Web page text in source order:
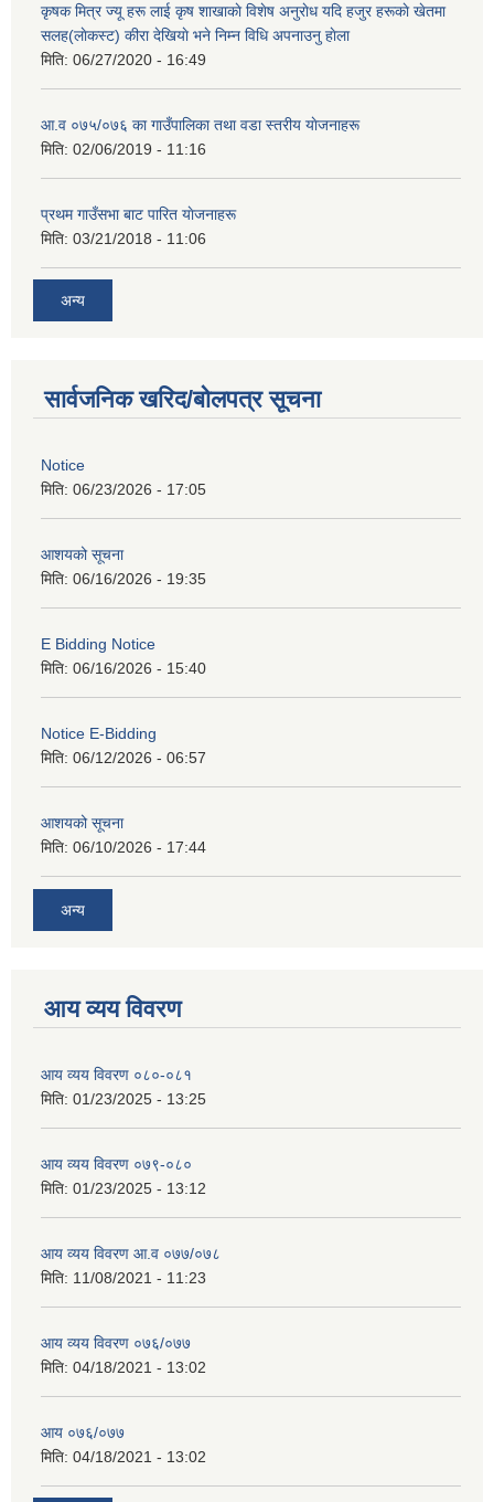
कृषक मित्र ज्यू हरू लाई कृष शाखाकाे विशेष अनुराेध यदि हजुर हरूकाे खेतमा
सलह(लाेकस्ट) कीरा देखियाे भने निम्न विधि अपनाउनु हाेला
मिति: 06/27/2020 - 16:49
आ‍.व ०७५/०७६ का गाउँपालिका तथा वडा स्तरीय याेजनाहरू
मिति: 02/06/2019 - 11:16
प्रथम गाउँसभा बाट पारित याेजनाहरू
मिति: 03/21/2018 - 11:06
अन्य
सार्वजनिक खरिद/बोलपत्र सूचना
Notice
मिति: 06/23/2026 - 17:05
आशयको सूचना
मिति: 06/16/2026 - 19:35
E Bidding Notice
मिति: 06/16/2026 - 15:40
Notice E-Bidding
मिति: 06/12/2026 - 06:57
आशयको सूचना
मिति: 06/10/2026 - 17:44
अन्य
आय व्यय विवरण
आय व्यय विवरण ०८०-०८१
मिति: 01/23/2025 - 13:25
आय व्यय विवरण ०७९-०८०
मिति: 01/23/2025 - 13:12
आय व्यय विवरण आ.व ०७७/०७८
मिति: 11/08/2021 - 11:23
आय व्यय विवरण ०७६/०७७
मिति: 04/18/2021 - 13:02
आय ०७६/०७७
मिति: 04/18/2021 - 13:02